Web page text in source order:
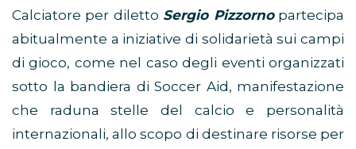
Calciatore per diletto Sergio Pizzornopartecipa
abitualmente a iniziative di solidarietà sui campi
di gioco, come nel caso degli eventi organizzati
sotto la bandiera di Soccer Aid, manifestazione
che raduna stelle del calcio e personalità
internazionali, allo scopo di destinare risorse per